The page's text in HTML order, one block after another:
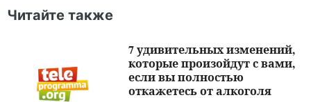
Читайте также
7 удивительных изменений,
которые произойдут с вами,
если вы полностью
откажетесь от алкоголя